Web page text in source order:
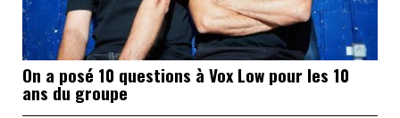
On a posé 10 questions à Vox Low pour les 10
ans du groupe